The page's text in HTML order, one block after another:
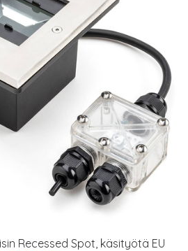
Recessed Spot, käsityötä EU